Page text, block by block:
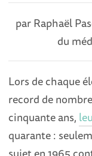
par Raphaël
du
Lors de chaque
record de
cinquante ans,
quarante :